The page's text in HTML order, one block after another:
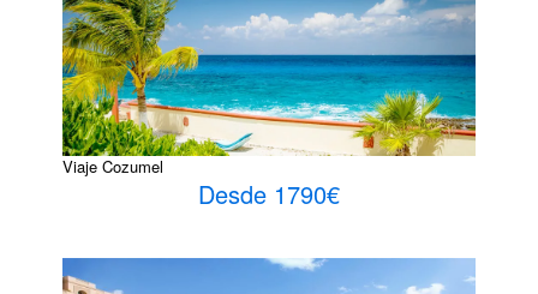
Viaje Cozumel
Desde 1790€